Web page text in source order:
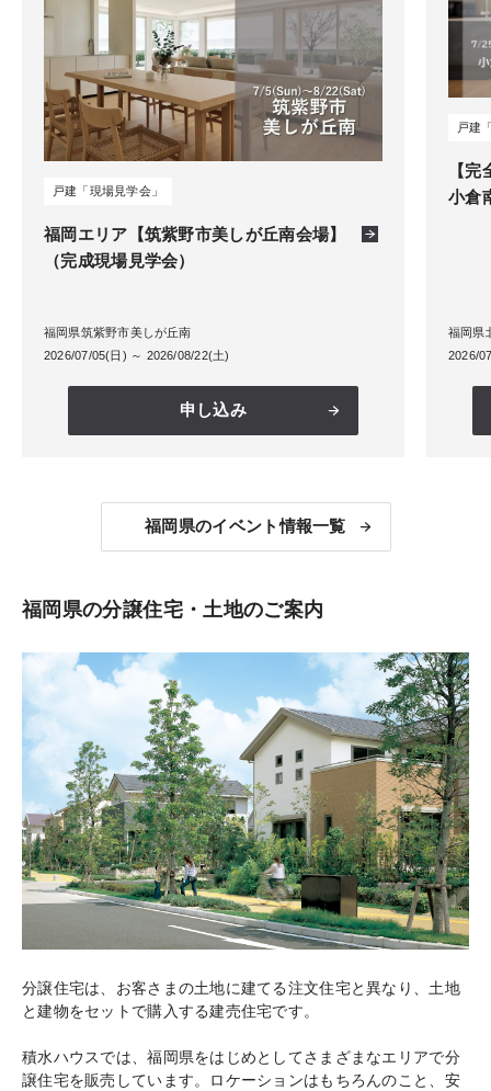
福岡エリア【筑紫野市美しが丘南会場】
（完成現場見学会）
戸建「現場見学会」
福岡県筑紫野市美しが丘南
2026/07/05(日) ～ 2026/08/22(土)
申し込み
【
小倉
戸建
福岡県
2026/
福岡県のイベント情報一覧
福岡県の分譲住宅・土地のご案内
分譲住宅は、お客さまの土地に建てる注文住宅と異なり、土地
と建物をセットで購入する建売住宅です。
積水ハウスでは、福岡県をはじめとしてさまざまなエリアで分
譲住宅を販売しています。ロケーションはもちろんのこと、安